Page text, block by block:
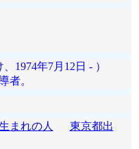
1974年7月12日 - ）
者。
まれの人
東京都出